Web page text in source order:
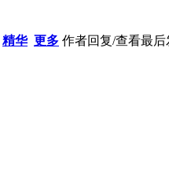
精华 更多 作者回复/查看最后